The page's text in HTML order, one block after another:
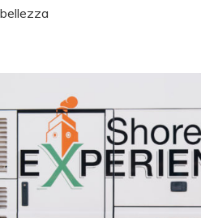
bellezza